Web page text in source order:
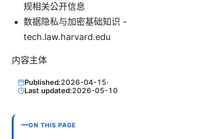
规相关公开信息
数据隐私与加密基础知识 -
tech.law.harvard.edu
内容主体
Published:2026-04-15·
Last updated:2026-05-10
ON THIS PAGE